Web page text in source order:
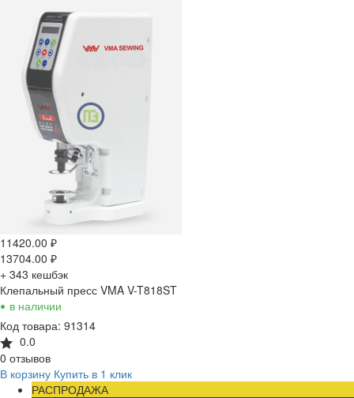
11420.00 ₽
13704.00 ₽
+ 343 кешбэк
Клепальный пресс VMA V-T818ST
• в наличии
Код товара: 91314
0.0
0 отзывов
В корзину Купить в 1 клик
РАСПРОДАЖА